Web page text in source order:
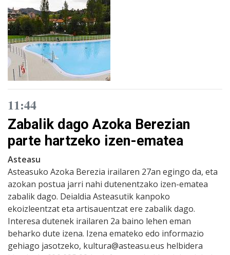
11:44
Zabalik dago Azoka Berezian
parte hartzeko izen-ematea
Asteasu
Asteasuko Azoka Berezia irailaren 27an egingo da, eta
azokan postua jarri nahi dutenentzako izen-ematea
zabalik dago. Deialdia Asteasutik kanpoko
ekoizleentzat eta artisauentzat ere zabalik dago.
Interesa dutenek irailaren 2a baino lehen eman
beharko dute izena. Izena emateko edo informazio
gehiago jasotzeko, kultura@asteasu.eus helbidera